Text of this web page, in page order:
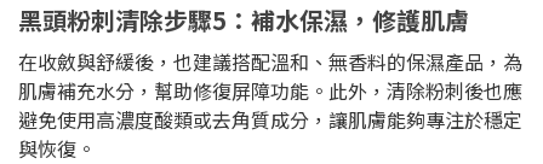
黑頭粉刺清除步驟5：補水保濕，修護肌膚
在收斂與舒緩後，也建議搭配溫和、無香料的保濕產品，為
肌膚補充水分，幫助修復屏障功能。此外，清除粉刺後也應
避免使用高濃度酸類或去角質成分，讓肌膚能夠專注於穩定
與恢復。